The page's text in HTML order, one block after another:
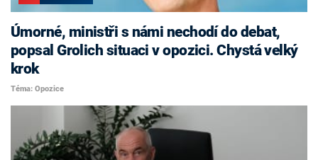
Úmorné, ministři s námi nechodí do debat,
popsal Grolich situaci v opozici. Chystá velký
krok
Téma: Opozice